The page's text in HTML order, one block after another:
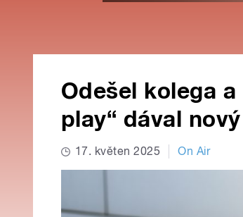
Odešel kolega
play“ dával
17. květen 2025 On Air